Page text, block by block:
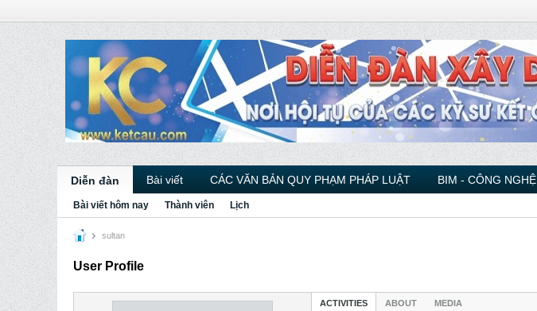
Diễn đàn Bài viết CÁC VĂN BẢN QUY PHẠM PHÁP LUẬT BIM - CÔNG NGHỆ
Bài viết hôm nay Thành viên Lịch
sultan
User Profile
ACTIVITIES ABOUT MEDIA